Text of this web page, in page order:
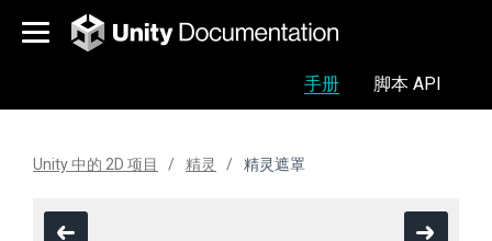
手册 脚本 API
Unity 中的 2D 项目 精灵 精灵遮罩